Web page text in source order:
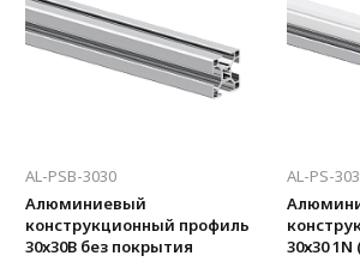
Стандартная длина,
мм:
Масса, кг/м:
1,106
мм:
Масса,
AL-PSB-3030
Алюминиевый
конструкционный профиль
30x30B без покрытия
AL-PS-
30х30